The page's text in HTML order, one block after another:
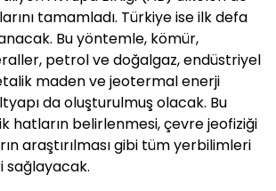
tamamladı. Türkiye ise ilk defa
Bu yöntemle, kömür,
petrol ve doğalgaz, endüstriyel
maden ve jeotermal enerji
da oluşturulmuş olacak. Bu
hatların belirlenmesi, çevre jeofiziği
araştırılması gibi tüm yerbilimleri
sağlayacak.